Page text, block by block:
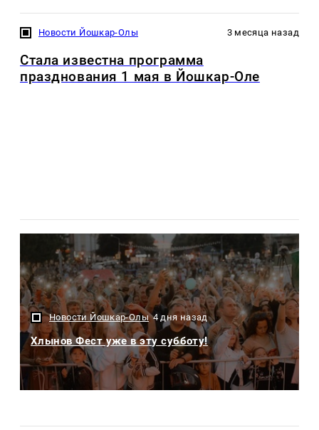
Новости Йошкар-Олы 3 месяца назад
Стала известна программа
празднования 1 мая в Йошкар-Оле
Новости Йошкар-Олы 4 дня назад
Хлынов Фест уже в эту субботу!